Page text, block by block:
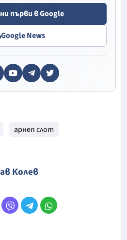
първи в Google
Google News
арнеп слот
Колев